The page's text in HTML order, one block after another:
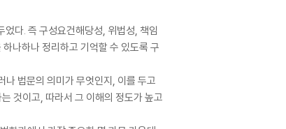
다. 즉 구성요건해당성, 위법성, 책임
나하나 정리하고 기억할 수 있도록 구
나 법문의 의미가 무엇인지, 이를 두고
것이고, 따라서 그 이해의 정도가 높고